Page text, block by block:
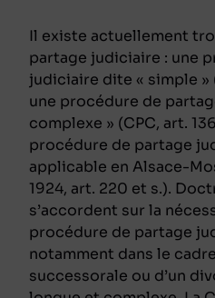
Il existe actuellement
partage judiciaire : une
judiciaire dite « simple »
une procédure de
complexe » (CPC, art.
procédure de partage
applicable en Alsace-
1924, art. 220 et s.).
s’accordent sur la
procédure de partage
notamment dans le
successorale ou d’un